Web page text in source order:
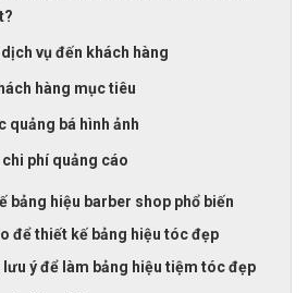
vụ đến khách hàng
hàng mục tiêu
quảng bá hình ảnh
phí quảng cáo
bảng hiệu barber shop phổ biến
để thiết kế bảng hiệu tóc đẹp
lưu ý để làm bảng hiệu tiệm tóc đẹp